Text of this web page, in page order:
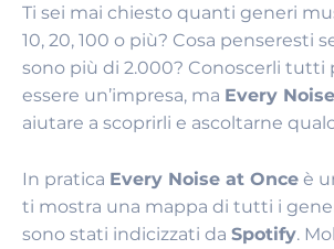
Ti sei mai chiesto quanti generi
10, 20, 100 o più? Cosa penseresti
sono più di 2.000? Conoscerli tutti
essere un’impresa, ma Every
aiutare a scoprirli e ascoltarne
In pratica Every Noise at Once è
ti mostra una mappa di tutti i
sono stati indicizzati da Spotify.